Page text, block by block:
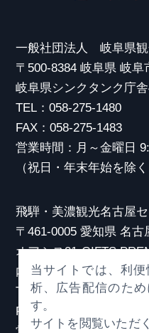
一般社団法人 岐阜県観
〒500-8384 岐阜県 岐阜
岐阜県シンクタンク庁
TEL：058-275-1480
FAX：058-275-1483
営業時間：月～金曜日
（祝日・年末年始を除く
飛騨・美濃観光名古屋
〒461-0005 愛知県 名
オアシス21 GIFTS
内
TEL：052-253-6185
FAX：052-253-6186
当サイトでは、利
析、広告配信のた
す。
サイトを閲覧いただ